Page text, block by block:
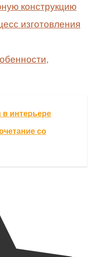
конструкцию
изготовления
интерьере
со